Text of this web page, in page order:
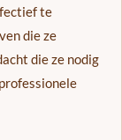
te
die ze
die ze nodig